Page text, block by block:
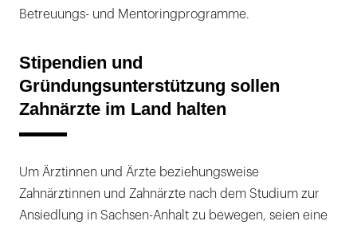
Betreuungs- und Mentoringprogramme.
Stipendien und
Gründungsunterstützung sollen
Zahnärzte im Land halten
Um Ärztinnen und Ärzte beziehungsweise
Zahnärztinnen und Zahnärzte nach dem Studium zur
Ansiedlung in Sachsen-Anhalt zu bewegen, seien eine